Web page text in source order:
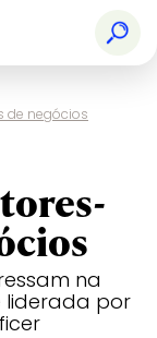
de negócios
na
liderada por